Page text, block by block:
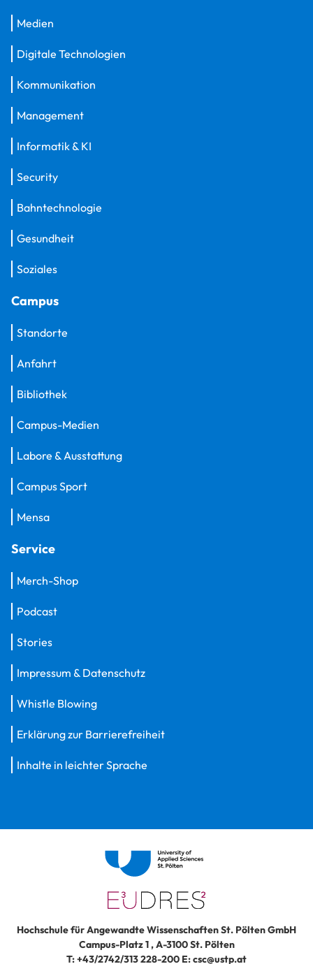
Medien
Digitale Technologien
Kommunikation
Management
Informatik & KI
Security
Bahntechnologie
Gesundheit
Soziales
Campus
Standorte
Anfahrt
Bibliothek
Campus-Medien
Labore & Ausstattung
Campus Sport
Mensa
Service
Merch-Shop
Podcast
Stories
Impressum & Datenschutz
Whistle Blowing
Erklärung zur Barrierefreiheit
Inhalte in leichter Sprache
Hochschule für Angewandte Wissenschaften St. Pölten GmbH
Campus-Platz 1,A-3100St. Pölten
T:+43/2742/313 228-200 E:csc@ustp.at